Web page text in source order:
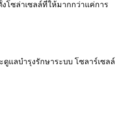
โซล่าเซลล์ที่ให้มากกว่าแค่การ
แลบำรุงรักษาระบบ โซลาร์เซลล์